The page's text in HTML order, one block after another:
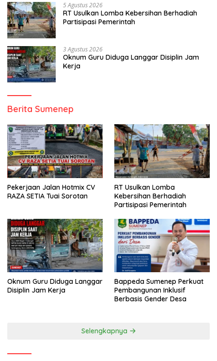
5 Agustus 2026
RT Usulkan Lomba Kebersihan Berhadiah
Partisipasi Pemerintah
3 Agustus 2026
Oknum Guru Diduga Langgar Disiplin Jam
Kerja
Berita Sumenep
Pekerjaan Jalan Hotmix CV
RAZA SETIA Tuai Sorotan
RT Usulkan Lomba
Kebersihan Berhadiah
Partisipasi Pemerintah
Oknum Guru Diduga Langgar
Disiplin Jam Kerja
Bappeda Sumenep Perkuat
Pembangunan Inklusif
Berbasis Gender Desa
Selengkapnya